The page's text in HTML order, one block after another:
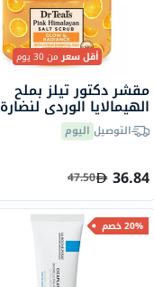
أقل سعرمن 30 يوم
مقشر دكتور تيلز بملح
الهيمالايا الوردي لنضارة
وإشراقة البشرة ، 454 جرام
التوصيل اليوم
36.84
47.50
20% خصم